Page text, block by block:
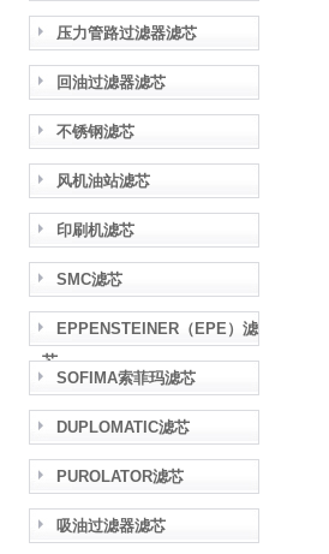
压力管路过滤器滤芯
回油过滤器滤芯
不锈钢滤芯
风机油站滤芯
印刷机滤芯
SMC滤芯
EPPENSTEINER（EPE）滤
芯
SOFIMA索菲玛滤芯
DUPLOMATIC滤芯
PUROLATOR滤芯
吸油过滤器滤芯